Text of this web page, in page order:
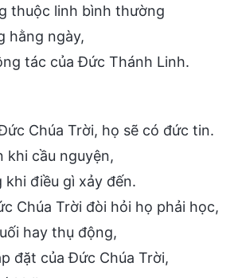
thuộc linh bình thường
hằng ngày,
tác của Đức Thánh Linh.
Chúa Trời, họ sẽ có đức tin.
khi cầu nguyện,
điều gì xảy đến.
Chúa Trời đòi hỏi họ phải học,
hay thụ động,
đặt của Đức Chúa Trời,